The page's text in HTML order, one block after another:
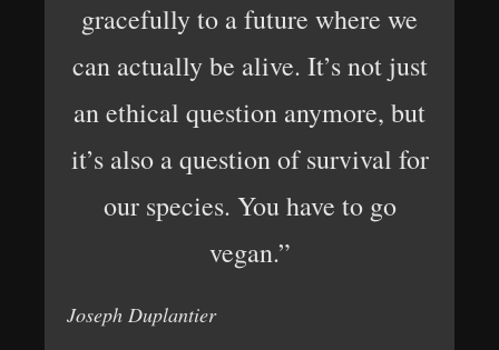
gracefully to a future where we
can actually be alive. It’s not just
an ethical question anymore, but
it’s also a question of survival for
our species. You have to go
vegan.”
Joseph Duplantier